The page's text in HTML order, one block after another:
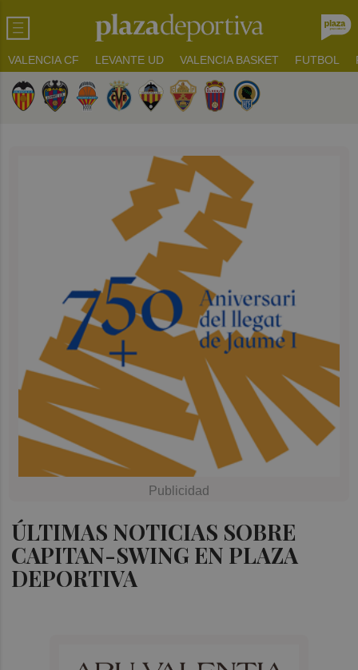
VALENCIA CF LEVANTE UD VALENCIA BASKET FUTBOL
ÚLTIMAS NOTICIAS SOBRE
CAPITAN-SWING EN PLAZA
DEPORTIVA